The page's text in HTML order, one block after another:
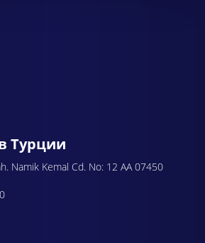
Турции
Namik Kemal Cd. No: 12 AA 07450